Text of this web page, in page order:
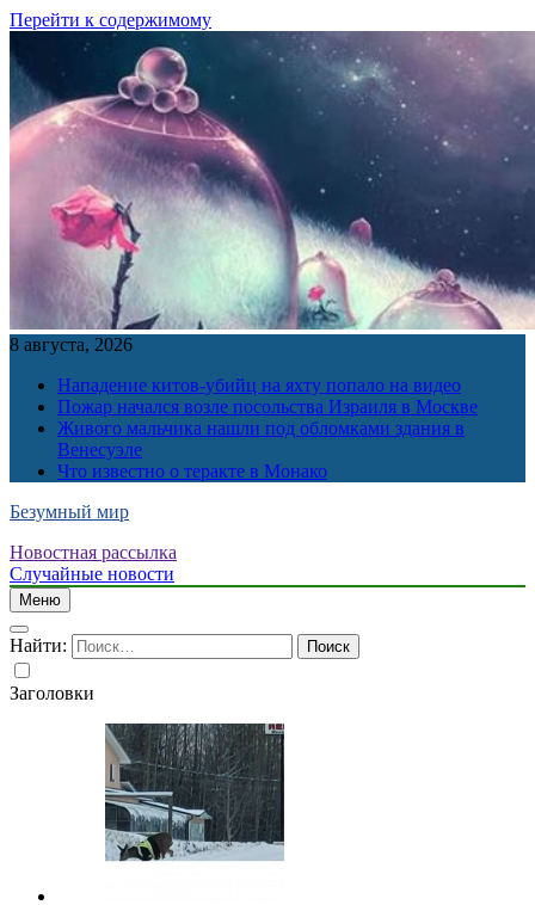
Перейти к содержимому
8 августа, 2026
Нападение китов-убийц на яхту попало на видео
Пожар начался возле посольства Израиля в Москве
Живого мальчика нашли под обломками здания в
Венесуэле
Что известно о теракте в Монако
Безумный мир
Новостная рассылка
Случайные новости
Меню
Найти:
Заголовки